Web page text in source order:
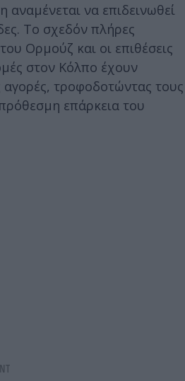
να επιδεινωθεί
Το σχεδόν πλήρες
Ορμούζ και οι επιθέσεις
στον Κόλπο έχουν
αγορές, τροφοδοτώντας τους
επάρκεια του